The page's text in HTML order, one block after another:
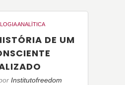
ANALÍTICA
DE UM
Institutofreedom